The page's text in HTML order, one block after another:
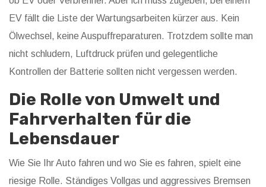
EV fällt die Liste der Wartungsarbeiten kürzer aus. Kein
Ölwechsel, keine Auspuffreparaturen. Trotzdem sollte man
nicht schludern, Luftdruck prüfen und gelegentliche
Kontrollen der Batterie sollten nicht vergessen werden.
Die Rolle von Umwelt und
Fahrverhalten für die
Lebensdauer
Wie Sie Ihr Auto fahren und wo Sie es fahren, spielt eine
riesige Rolle. Ständiges Vollgas und aggressives Bremsen